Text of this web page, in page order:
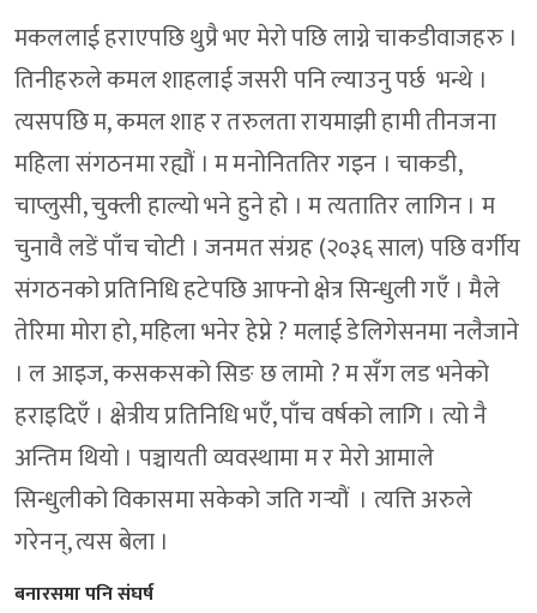
मकललाई हराएपछि थुप्रै भए मेरो पछि लाग्ने चाकडीवाजहरु ।
तिनीहरुले कमल शाहलाई जसरी पनि ल्याउनु पर्छ भन्थे ।
त्यसपछि म, कमल शाह र तरुलता रायमाझी हामी तीनजना
महिला संगठनमा रह्यौं । म मनोनिततिर गइन । चाकडी,
चाप्लुसी, चुक्ली हाल्यो भने हुने हो । म त्यतातिर लागिन । म
चुनावै लडें पाँच चोटी । जनमत संग्रह (२०३६ साल) पछि वर्गीय
संगठनको प्रतिनिधि हटेपछि आफ्नो क्षेत्र सिन्धुली गएँ । मैले
तेरिमा मोरा हो, महिला भनेर हेप्ने ? मलाई डेलिगेसनमा नलैजाने
। ल आइज, कसकसको सिङ छ लामो ? म सँग लड भनेको
हराइदिएँ । क्षेत्रीय प्रतिनिधि भएँ, पाँच वर्षको लागि । त्यो नै
अन्तिम थियो । पञ्चायती व्यवस्थामा म र मेरो आमाले
सिन्धुलीको विकासमा सकेको जति गर्‍यौं । त्यत्ति अरुले
गरेनन्, त्यस बेला ।
बनारसमा पनि संघर्ष